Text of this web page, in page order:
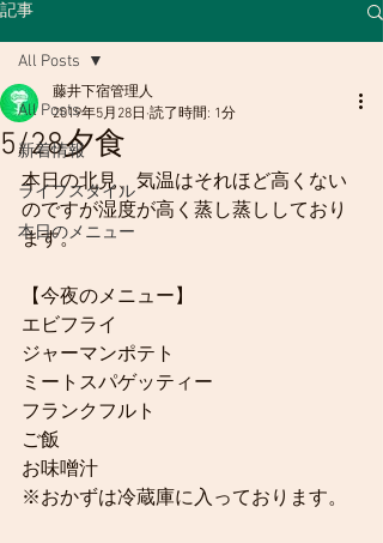
記事
All Posts
新着情報
ライフスタイル
本日のメニュー
All Posts
5/28夕食
藤井下宿管理人
2019年5月28日 読了時間: 1分
本日の北見、気温はそれほど高くない
のですが湿度が高く蒸し蒸ししており
ます。
【今夜のメニュー】
エビフライ
ジャーマンポテト
ミートスパゲッティー
フランクフルト
ご飯
お味噌汁
※おかずは冷蔵庫に入っております。